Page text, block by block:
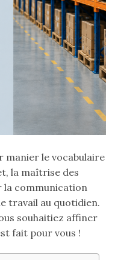
manier le vocabulaire
la maîtrise des
la communication
travail au quotidien.
souhaitiez affiner
fait pour vous !